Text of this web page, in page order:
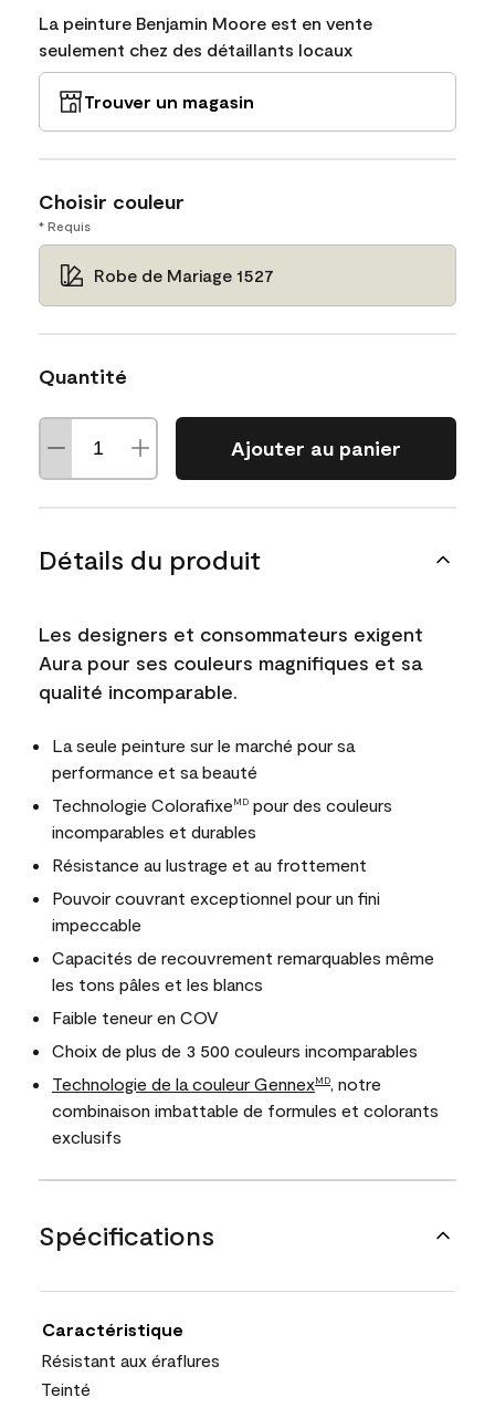
La peinture Benjamin Moore est en vente
seulement chez des détaillants locaux
Trouver un magasin
Choisir couleur
* Requis
Robe de Mariage 1527
Quantité
Ajouter au panier
Détails du produit
Les designers et consommateurs exigent
Aura pour ses couleurs magnifiques et sa
qualité incomparable.
La seule peinture sur le marché pour sa
performance et sa beauté
Technologie Colorafixe MD pour des couleurs
incomparables et durables
Résistance au lustrage et au frottement
Pouvoir couvrant exceptionnel pour un fini
impeccable
Capacités de recouvrement remarquables même
les tons pâles et les blancs
Faible teneur en COV
Choix de plus de 3 500 couleurs incomparables
Technologie de la couleur GennexMD
, notre
combinaison imbattable de formules et colorants
exclusifs
Spécifications
Caractéristique
Résistant aux éraflures
Teinté